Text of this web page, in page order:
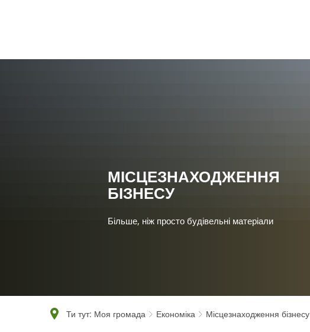
МІСЦЕЗНАХОДЖЕННЯ
БІЗНЕСУ
Більше, ніж просто будівельні матеріали
Ти тут: Моя громада Економіка Місцезнаходження бізнесу